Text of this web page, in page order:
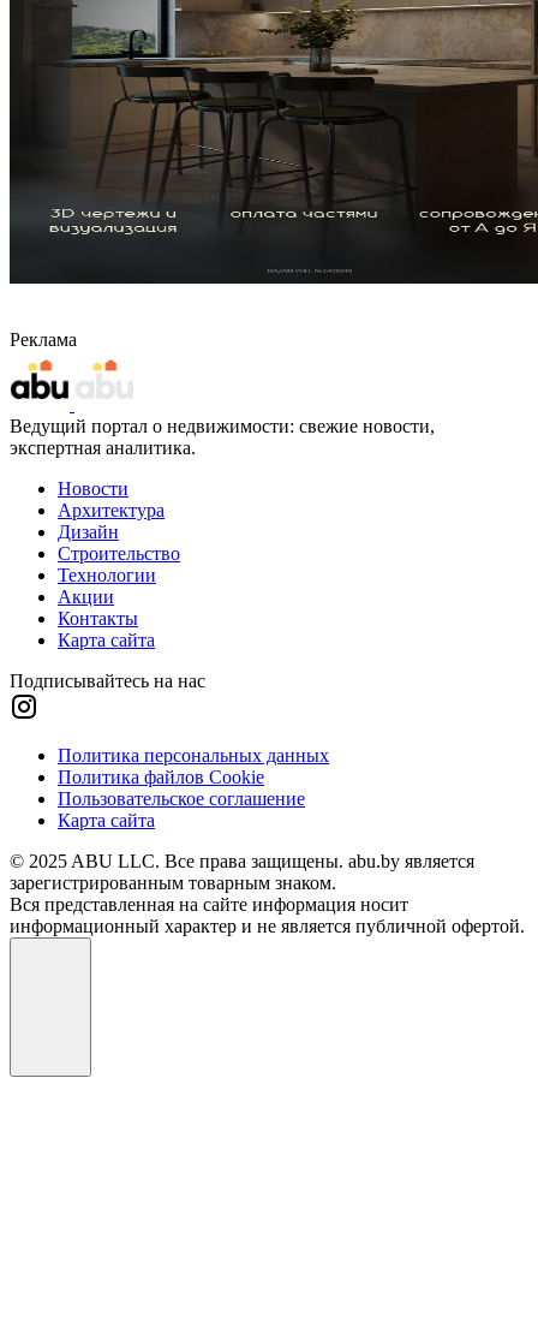
Реклама
Ведущий портал о недвижимости: свежие новости,
экспертная аналитика.
Новости
Архитектура
Дизайн
Строительство
Технологии
Акции
Контакты
Карта сайта
Подписывайтесь на нас
Политика персональных данных
Политика файлов Cookie
Пользовательское соглашение
Карта сайта
© 2025 ABU LLC. Все права защищены. abu.by является
зарегистрированным товарным знаком.
Вся представленная на сайте информация носит
информационный характер и не является публичной офертой.